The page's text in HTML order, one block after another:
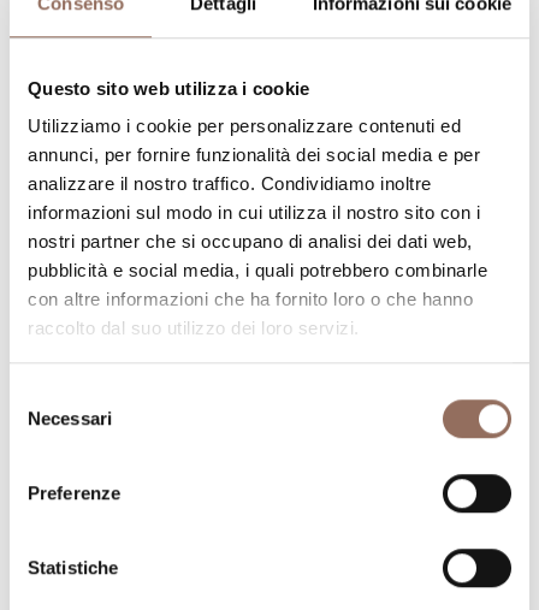
Questo sito web utilizza i cookie
Utilizziamo i cookie per personalizzare contenuti ed
annunci, per fornire funzionalità dei social media e per
analizzare il nostro traffico. Condividiamo inoltre
informazioni sul modo in cui utilizza il nostro sito con i
nostri partner che si occupano di analisi dei dati web,
pubblicità e social media, i quali potrebbero combinarle
con altre informazioni che ha fornito loro o che hanno
raccolto dal suo utilizzo dei loro servizi.
delNecessari
Preferenze
Statistiche
La tua vacanza
Pianifica dove dormire, dove mangiare, cosa fare e
visitare in ogni angolo di Langhe Monferrato Roero, con
Dove mangiare